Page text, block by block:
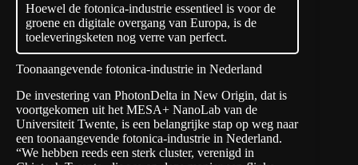
Hoewel de fotonica-industrie essentieel is voor de
groene en digitale overgang van Europa, is de
toeleveringsketen nog verre van perfect.
Toonaangevende fotonica-industrie in Nederland
De investering van PhotonDelta in New Origin, dat is
voortgekomen uit het MESA+ NanoLab van de
Universiteit Twente, is een belangrijke stap op weg naar
een toonaangevende fotonica-industrie in Nederland.
“We hebben reeds een sterk cluster, verenigd in